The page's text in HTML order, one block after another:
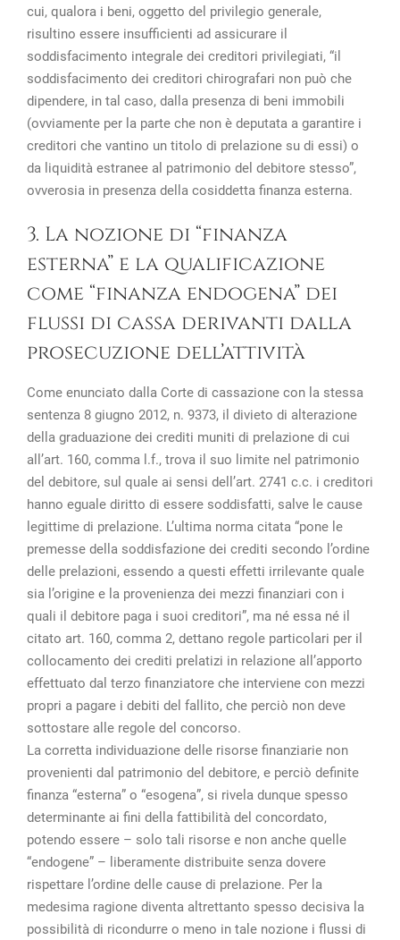
cui, qualora i beni, oggetto del privilegio generale,
risultino essere insufficienti ad assicurare il
soddisfacimento integrale dei creditori privilegiati, “il
soddisfacimento dei creditori chirografari non può che
dipendere, in tal caso, dalla presenza di beni immobili
(ovviamente per la parte che non è deputata a garantire i
creditori che vantino un titolo di prelazione su di essi) o
da liquidità estranee al patrimonio del debitore stesso”,
ovverosia in presenza della cosiddetta finanza esterna.
3. La nozione di “finanza
esterna” e la qualificazione
come “finanza endogena” dei
flussi di cassa derivanti dalla
prosecuzione dell’attività
Come enunciato dalla Corte di cassazione con la stessa
sentenza 8 giugno 2012, n. 9373, il divieto di alterazione
della graduazione dei crediti muniti di prelazione di cui
all’art. 160, comma l.f., trova il suo limite nel patrimonio
del debitore, sul quale ai sensi dell’art. 2741 c.c. i creditori
hanno eguale diritto di essere soddisfatti, salve le cause
legittime di prelazione. L’ultima norma citata “pone le
premesse della soddisfazione dei crediti secondo l’ordine
delle prelazioni, essendo a questi effetti irrilevante quale
sia l’origine e la provenienza dei mezzi finanziari con i
quali il debitore paga i suoi creditori”, ma né essa né il
citato art. 160, comma 2, dettano regole particolari per il
collocamento dei crediti prelatizi in relazione all’apporto
effettuato dal terzo finanziatore che interviene con mezzi
propri a pagare i debiti del fallito, che perciò non deve
sottostare alle regole del concorso.
La corretta individuazione delle risorse finanziarie non
provenienti dal patrimonio del debitore, e perciò definite
finanza “esterna” o “esogena”, si rivela dunque spesso
determinante ai fini della fattibilità del concordato,
potendo essere – solo tali risorse e non anche quelle
“endogene” – liberamente distribuite senza dovere
rispettare l’ordine delle cause di prelazione. Per la
medesima ragione diventa altrettanto spesso decisiva la
possibilità di ricondurre o meno in tale nozione i flussi di